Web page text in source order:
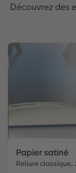
Découvrez des
Papier satiné
Reliure